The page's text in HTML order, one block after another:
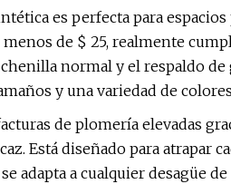
es perfecta para
de $ 25, realmente
normal y el respaldo de
y una variedad de
de plomería elevadas
Está diseñado para atrapar
adapta a cualquier desagüe